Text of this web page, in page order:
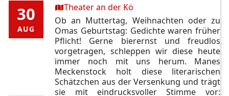
30
AUG
30
AUG
Ort:Theater an der Kö
Ob an Muttertag, Weihnachten oder zu
Omas Geburtstag: Gedichte waren früher
Pflicht! Gerne bierernst und freudlos
vorgetragen, schleppen wir diese heute
immer noch mit uns herum. Manes
Meckenstock holt diese literarischen
Schätzchen aus der Versenkung und trägt
sie mit eindrucksvoller Stimme vor: